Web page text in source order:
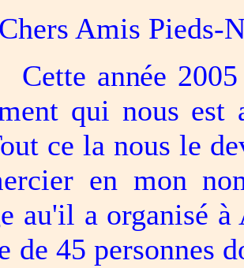
Amis Pieds-
année 2005 a
qui nous
ce la nous le
en mon
au'il a organisé
de 45 personnes